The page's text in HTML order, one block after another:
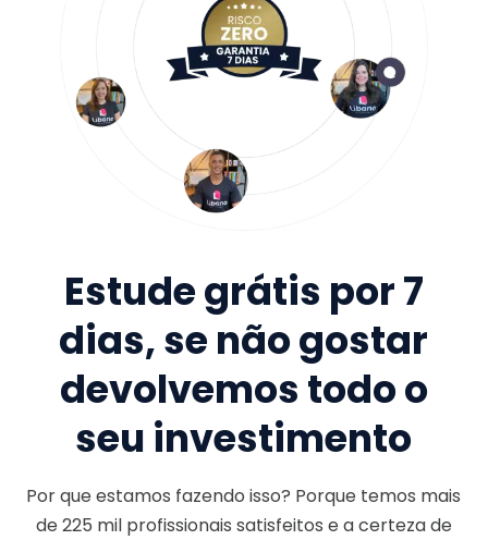
Estude grátis por 7
dias, se não gostar
devolvemos todo o
seu investimento
Por que estamos fazendo isso? Porque temos mais
de225 milprofissionais satisfeitos e a certeza de